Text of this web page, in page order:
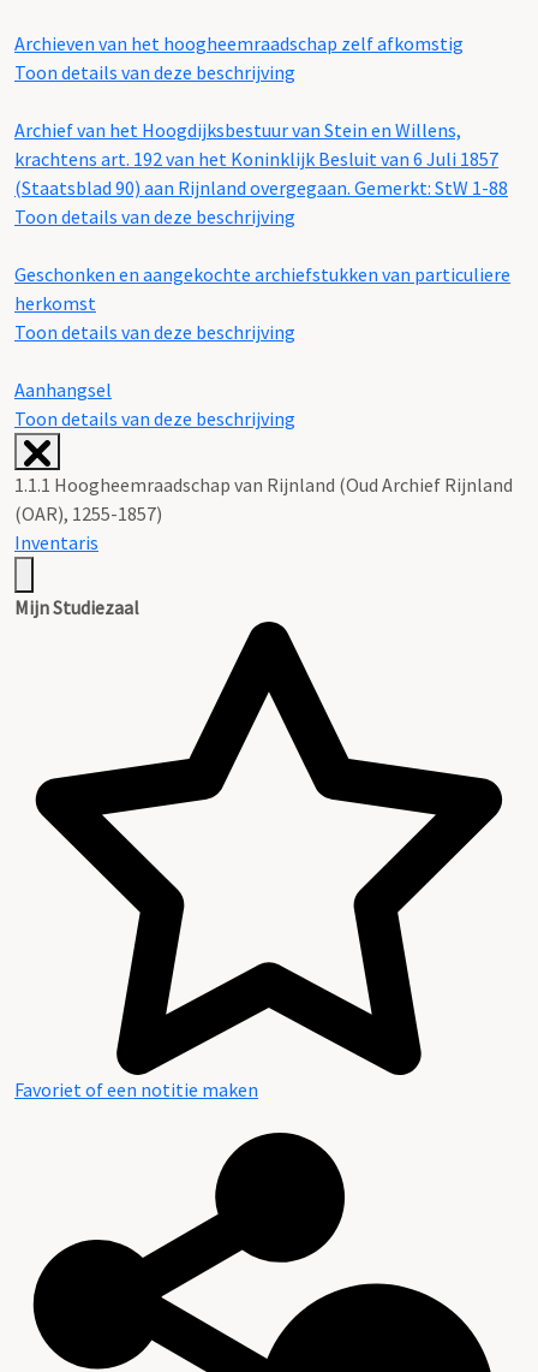
Archieven van het hoogheemraadschap zelf afkomstig
Toon details van deze beschrijving
Archief van het Hoogdijksbestuur van Stein en Willens,
krachtens art. 192 van het Koninklijk Besluit van 6 Juli 1857
(Staatsblad 90) aan Rijnland overgegaan. Gemerkt: StW 1-88
Toon details van deze beschrijving
Geschonken en aangekochte archiefstukken van particuliere
herkomst
Toon details van deze beschrijving
Aanhangsel
Toon details van deze beschrijving
1.1.1 Hoogheemraadschap van Rijnland (Oud Archief Rijnland
(OAR), 1255-1857)
Inventaris
Mijn Studiezaal
Favoriet of een notitie maken